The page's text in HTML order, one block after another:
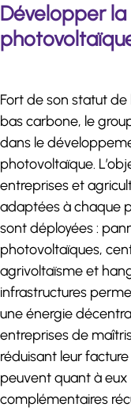
Développer
Fort de son statut
bas carbone, le
dans le
photovoltaïque.
entreprises et
adaptées à chaque
sont déployées :
photovoltaïques,
agrivoltaïsme et
infrastructures
une énergie
entreprises de
réduisant leur
peuvent quant à
complémentaires